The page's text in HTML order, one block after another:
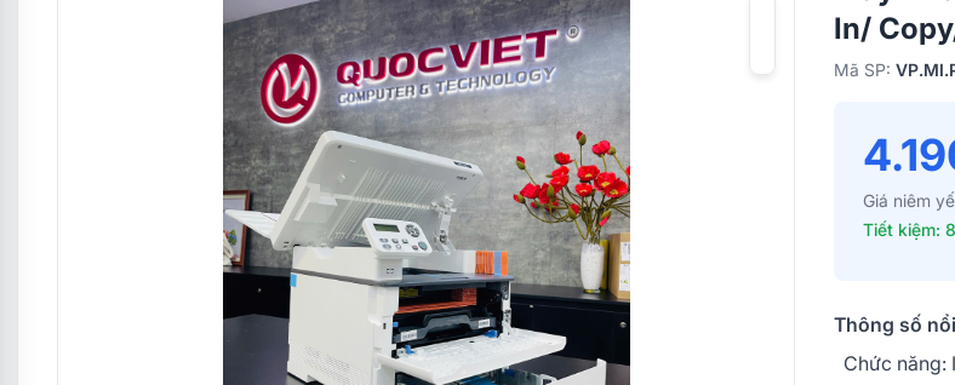
In/
Mã SP:
Giá niêm
Tiết kiệm:
Thông số
Chức năng: